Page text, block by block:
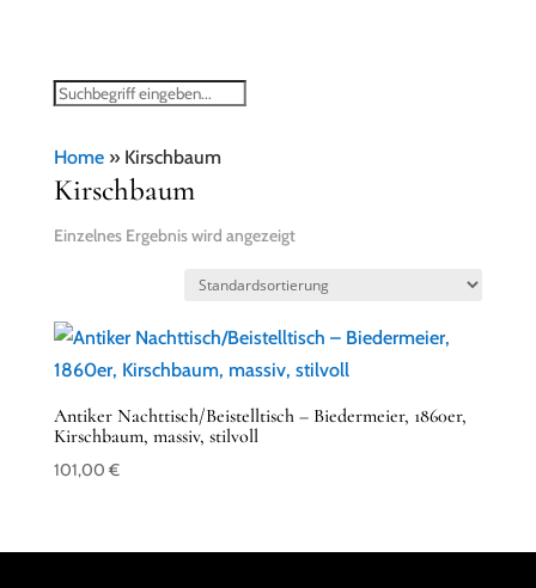
Home» Kirschbaum
Kirschbaum
Einzelnes Ergebnis wird angezeigt
Antiker Nachttisch/Beistelltisch – Biedermeier, 1860er,
Kirschbaum, massiv, stilvoll
101,00 €